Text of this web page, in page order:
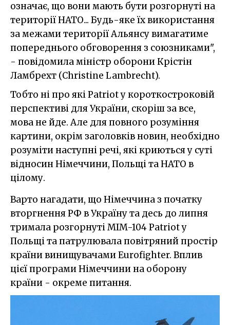
означає, що вони мають бути розгорнуті на
території НАТО... Будь-яке їх використання
за межами території Альянсу вимагатиме
попереднього обговорення з союзниками",
- повідомила міністр оборони Крістін
Ламбрехт (Christine Lambrecht).
Тобто ні про які Patriot у короткостроковій
перспективі для України, скоріш за все,
мова не йде. Але для повного розуміння
картини, окрім заголовків новин, необхідно
розуміти наступні речі, які криються у суті
відносин Німеччини, Польщі та НАТО в
цілому.
Варто нагадати, що Німеччина з початку
вторгнення РФ в Україну та десь до липня
тримала розгорнуті MIM-104 Patriot у
Польщі та патрулювала повітряний простір
країни винищувачами Eurofighter. Вплив
цієї програми Німеччини на оборону
країни - окреме питання.